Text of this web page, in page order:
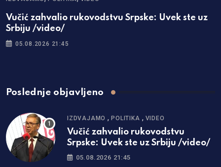
Vučić zahvalio rukovodstvu Srpske: Uvek ste uz
Srbiju /video/
05.08.2026 21:45
Poslednje objavljeno
IZDVAJAMO ,POLITIKA , VIDEO
Vučić zahvalio rukovodstvu
Srpske: Uvek ste uz Srbiju /video/
05.08.2026 21:45